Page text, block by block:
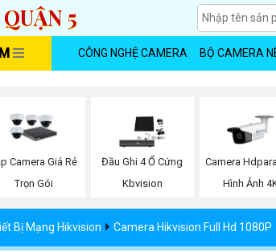
5
CÔNG NGHỆ CAMERA BỘ CAMERA
Camera Giá Rẻ
Trọn Gói
Đầu Ghi 4 Ổ Cứng
Kbvision
Camera
Hình Ảnh
Bị Mạng Hikvision Camera Hikvision Full Hd 1080P